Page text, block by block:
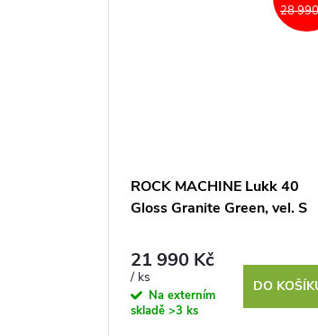
28
ROCK MACHINE Lukk 40
Gloss Granite Green, vel. S
21 990 Kč
/ ks
Na externím
skladě >3 ks
DO